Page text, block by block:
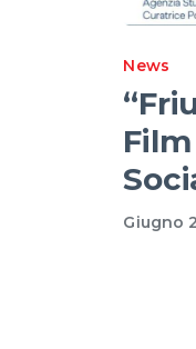
News
Giugno